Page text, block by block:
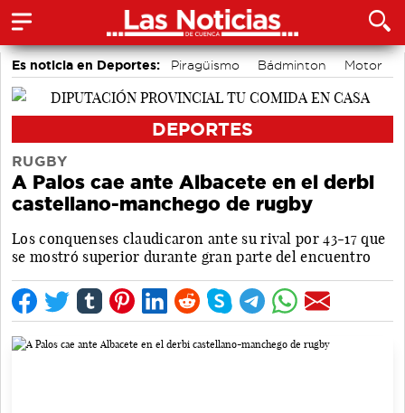
Es noticia en Deportes: Piragüismo Bádminton
Motor
Fútbol
Área de Deportes
DEPORTES
RUGBY
A Palos cae ante Albacete en el derbi
castellano-manchego de rugby
Los conquenses claudicaron ante su rival por 43-17 que
se mostró superior durante gran parte del encuentro